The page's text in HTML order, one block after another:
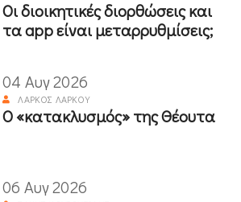
Οι διοικητικές διορθώσεις και
τα app είναι μεταρρυθμίσεις;
04 Αυγ 2026
ΛΆΡΚΟΣ ΛΆΡΚΟΥ
Ο «κατακλυσμός» της Θέουτα
06 Αυγ 2026